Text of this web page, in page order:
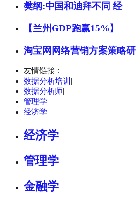
樊纲:中国和迪拜不同 经
【兰州GDP跑赢15%】
淘宝网网络营销方案策略研
友情链接：
数据分析培训 |
数据分析师|
管理学|
经济学|
经济学
管理学
金融学